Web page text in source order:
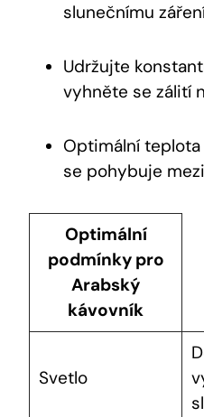
slunečnímu
Udržujte
vyhněte se zálití
Optimální
se pohybuje
Optimální
podmínky pro
Arabský
kávovník
Svetlo